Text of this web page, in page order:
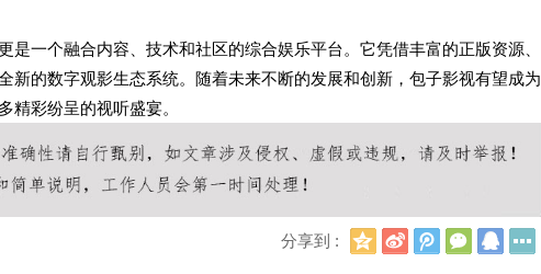
一个融合内容、技术和社区的综合娱乐平台。它凭借丰富的正版资源、
新的数字观影生态系统。随着未来不断的发展和创新，包子影视有望成为
精彩纷呈的视听盛宴。
分享到 :
Q
新
浪
腾
讯
微
信
Q